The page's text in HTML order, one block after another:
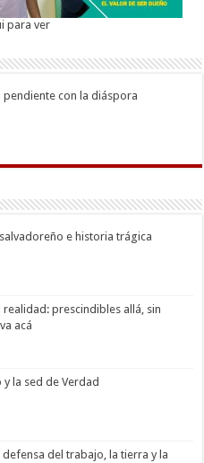
para ver
pendiente con la diáspora
e historia trágica
realidad: prescindibles allá, sin
acá
la sed de Verdad
defensa del trabajo, la tierra y la